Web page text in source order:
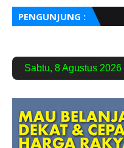
PENGUNJUNG :
Sabtu, 8 Agustus 2026